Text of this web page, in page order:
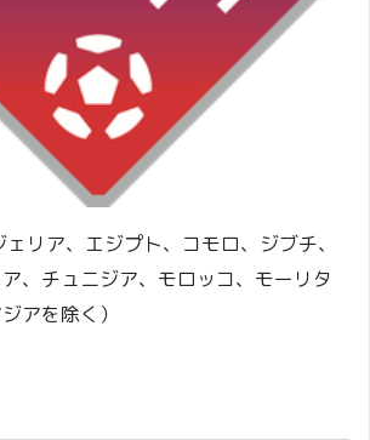
ェリア、エジプト、コモロ、ジブチ、
、チュニジア、モロッコ、モーリタ
アを除く）